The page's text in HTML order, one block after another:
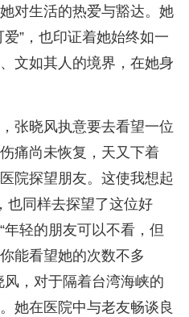
对生活的热爱与豁达。她
”，也印证着她始终如一
文如其人的境界，在她身
张晓风执意要去看望一位
痛尚未恢复，天又下着
院探望朋友。这使我想起
也同样去探望了这位好
轻的朋友可以不看，但
能看望她的次数不多
风，对于隔着台湾海峡的
她在医院中与老友畅谈良